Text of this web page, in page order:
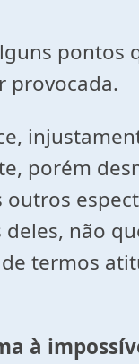
pontos
provocada.
porém
não
termos
à